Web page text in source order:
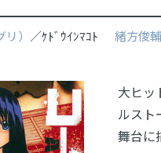
） ／ｹﾄﾞｳｲﾝﾏｺﾄ 緒方俊輔
大ヒッ
ルスト
舞台に